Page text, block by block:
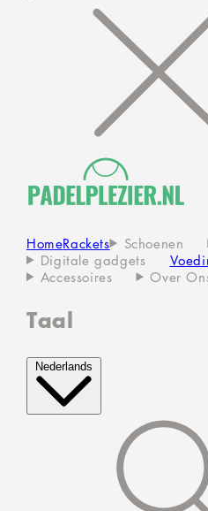
HomeRackets Schoenen
Digitale gadgets
Accessoires
Over
Taal
Nederlands